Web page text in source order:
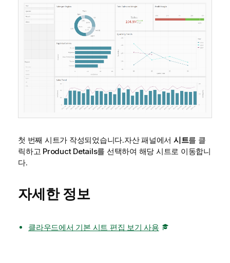
첫 번째 시트가 작성되었습니다.자산 패널에서 시트를 클
릭하고 Product Details를 선택하여 해당 시트로 이동합니
다.
자세한 정보
클라우드에서 기본 시트 편집 보기 사용